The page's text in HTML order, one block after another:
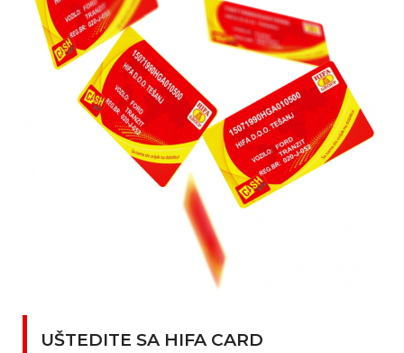
UŠTEDITE SA HIFA CARD